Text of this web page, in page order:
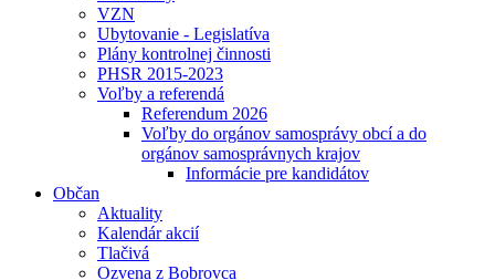
VZN
Ubytovanie - Legislatíva
Plány kontrolnej činnosti
PHSR 2015-2023
Voľby a referendá
Referendum 2026
Voľby do orgánov samosprávy obcí a do
orgánov samosprávnych krajov
Informácie pre kandidátov
Občan
Aktuality
Kalendár akcií
Tlačivá
Ozvena z Bobrovca